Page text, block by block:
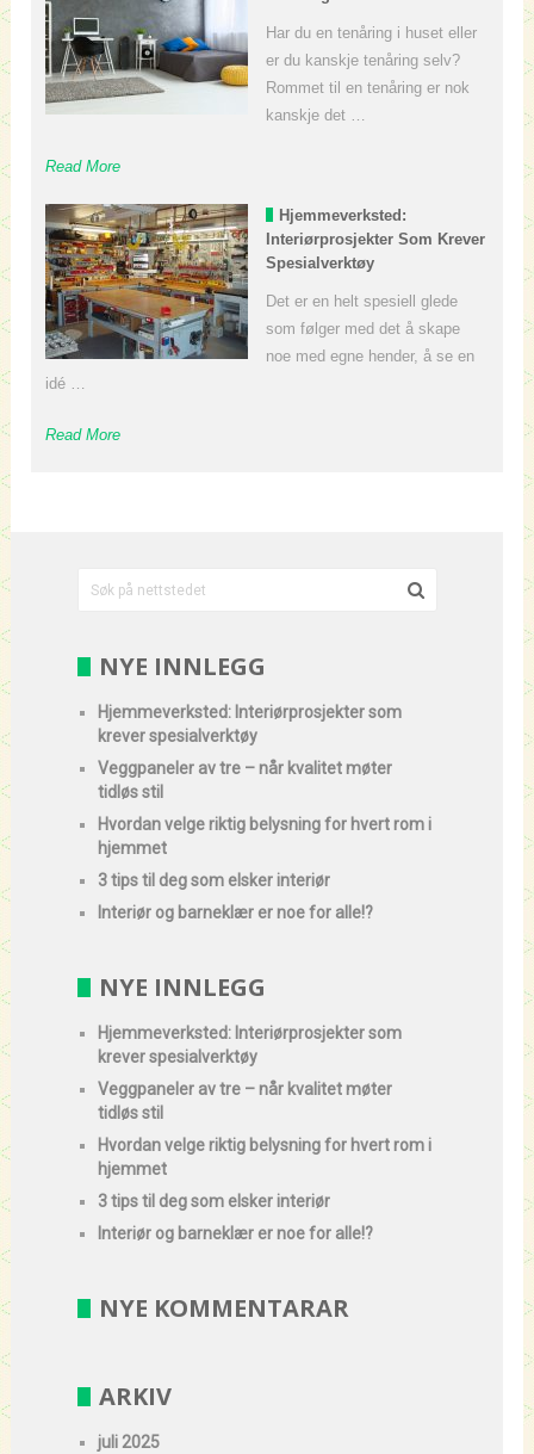
Har du en tenåring i huset eller
er du kanskje tenåring selv?
Rommet til en tenåring er nok
kanskje det …
Read More
Hjemmeverksted:
Interiørprosjekter Som Krever
Spesialverktøy
Det er en helt spesiell glede
som følger med det å skape
noe med egne hender, å se en
idé …
Read More
NYE INNLEGG
Hjemmeverksted: Interiørprosjekter som
krever spesialverktøy
Veggpaneler av tre – når kvalitet møter
tidløs stil
Hvordan velge riktig belysning for hvert rom i
hjemmet
3 tips til deg som elsker interiør
Interiør og barneklær er noe for alle!?
NYE INNLEGG
Hjemmeverksted: Interiørprosjekter som
krever spesialverktøy
Veggpaneler av tre – når kvalitet møter
tidløs stil
Hvordan velge riktig belysning for hvert rom i
hjemmet
3 tips til deg som elsker interiør
Interiør og barneklær er noe for alle!?
NYE KOMMENTARAR
ARKIV
juli 2025